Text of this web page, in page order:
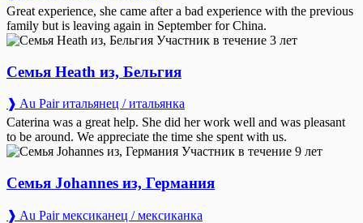
Great experience, she came after a bad experience with the previous
family but is leaving again in September for China.
Участник в течение 3 лет
Семья Heath из, Бельгия
❱ Au Pair итальянец / итальянка
Caterina was a great help. She did her work well and was pleasant
to be around. We appreciate the time she spent with us.
Участник в течение 9 лет
Семья Johannes из, Германия
❱ Au Pair мексиканец / мексиканка